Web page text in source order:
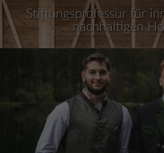
Stiftungsprofessur für
nachhaltigen